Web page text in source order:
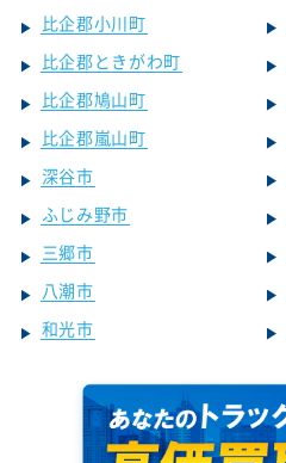
比企郡小川町
比企郡ときがわ町
比企郡鳩山町
比企郡嵐山町
深谷市
ふじみ野市
三郷市
八潮市
和光市